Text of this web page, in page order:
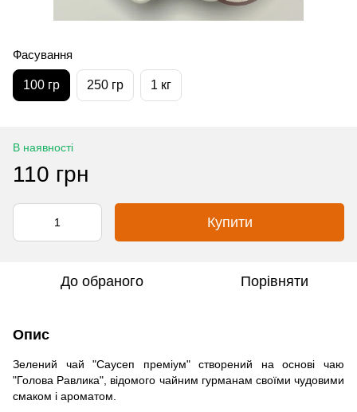
Фасування
100 гр 250 гр 1 кг
В наявності
110 грн
Купити
До обраного Порівняти
Опис
Зелений чай "Саусеп преміум" створений на основі чаю
"Голова Равлика", відомого чайним гурманам своїми чудовими
смаком і ароматом.